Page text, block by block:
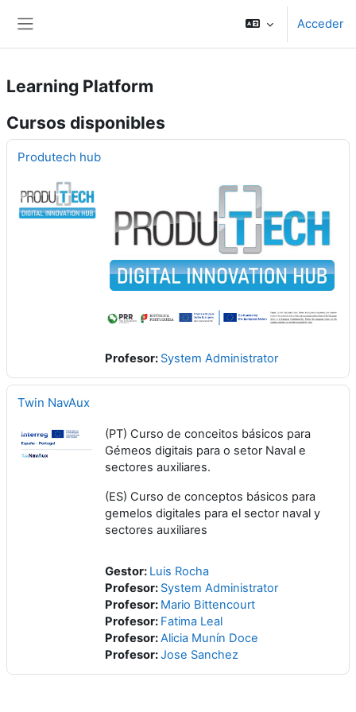
Acceder
Learning Platform
Cursos disponibles
Produtech hub
Profesor: System Administrator
Twin NavAux
(PT) Curso de conceitos básicos para
Gémeos digitais para o setor Naval e
sectores auxiliares.
(ES) Curso de conceptos básicos para
gemelos digitales para el sector naval y
sectores auxiliares
Gestor: Luis Rocha
Profesor: System Administrator
Profesor: Mario Bittencourt
Profesor: Fatima Leal
Profesor:Alicia Munín Doce
Profesor:Jose Sanchez